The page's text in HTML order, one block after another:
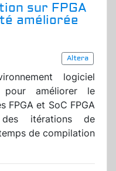
sur FPGA
améliorée
Altera
logiciel
pour améliorer le
FPGA et SoC FPGA
itérations de
de compilation